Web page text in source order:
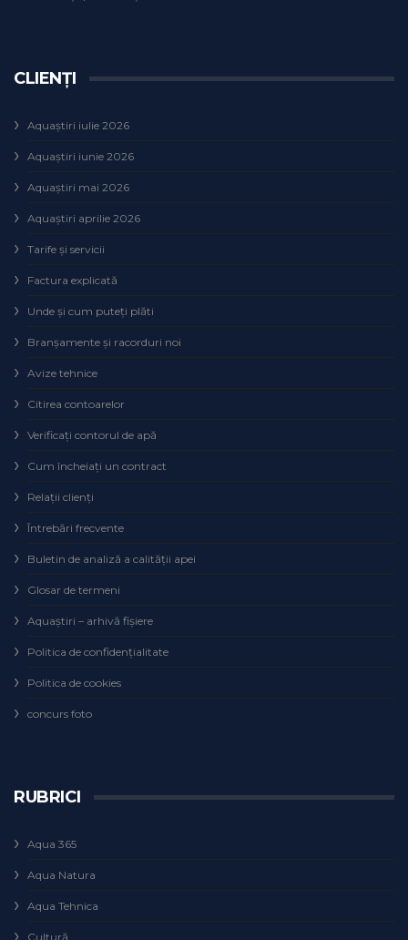
CLIENȚI
Aquaștiri iulie 2026
Aquaștiri iunie 2026
Aquaștiri mai 2026
Aquaștiri aprilie 2026
Tarife și servicii
Factura explicată
Unde și cum puteţi plăti
Branșamente și racorduri noi
Avize tehnice
Citirea contoarelor
Verificaţi contorul de apă
Cum încheiaţi un contract
Relaţii clienţi
Întrebări frecvente
Buletin de analiză a calităţii apei
Glosar de termeni
Aquaștiri – arhivă fișiere
Politica de confidențialitate
Politica de cookies
concurs foto
RUBRICI
Aqua 365
Aqua Natura
Aqua Tehnica
Cultură